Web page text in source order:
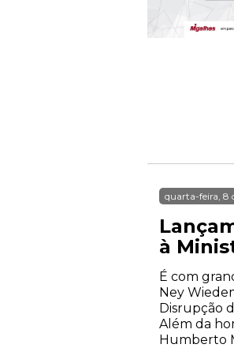
quarta-feira, 8
à
É com
Ney
Disrupção
Além da
Humberto